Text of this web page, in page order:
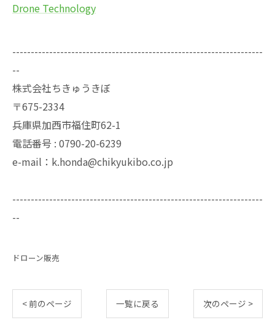
Drone Technology
--------------------------------------------------------------------
--
株式会社ちきゅうきぼ
〒675-2334
兵庫県加西市福住町62-1
電話番号 : 0790-20-6239
e-mail：k.honda@chikyukibo.co.jp
--------------------------------------------------------------------
--
ドローン販売
< 前のページ 一覧に戻る 次のページ >